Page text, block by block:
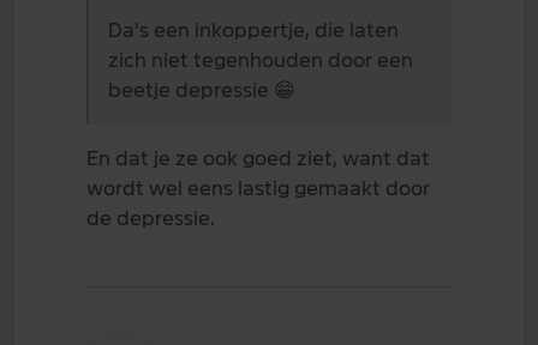
Da's een inkoppertje, die laten
zich niet tegenhouden door een
beetje depressie 😁
En dat je ze ook goed ziet, want dat
wordt wel eens lastig gemaakt door
de depressie.